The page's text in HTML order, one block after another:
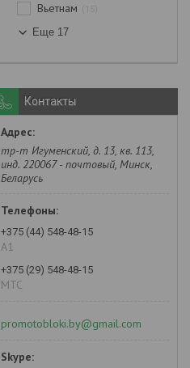
Вьетнам
Еще 17
Контакты
тр-т Игуменский, д. 13, кв. 113,
инд. 220067 - почтовый, Минск,
Беларусь
+375 (44) 548-48-15
А1
+375 (29) 548-48-15
MTC
promotobloki.by@gmail.com